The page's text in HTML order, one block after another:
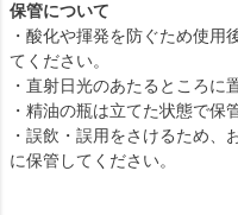
保管について
・酸化や揮発を防ぐため使用
てください。
・直射日光のあたるところに
・精油の瓶は立てた状態で保
・誤飲・誤用をさけるため、
に保管してください。